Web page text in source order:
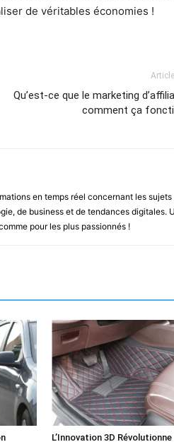
de véritables économies !
Qu’est-ce que le marketing
comment ça
en temps réel concernant les sujets
de business et de tendances digitales.
pour les plus passionnés !
L’Innovation 3D Révolutionne